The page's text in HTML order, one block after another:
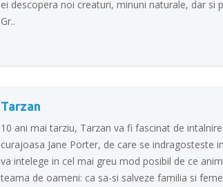
ei descopera noi creaturi, minuni naturale, dar si
Gr..
Tarzan
10 ani mai tarziu, Tarzan va fi fascinat de
curajoasa Jane Porter, de care se indragosteste
va intelege in cel mai greu mod posibil de ce
teama de oameni: ca sa-si salveze familia si